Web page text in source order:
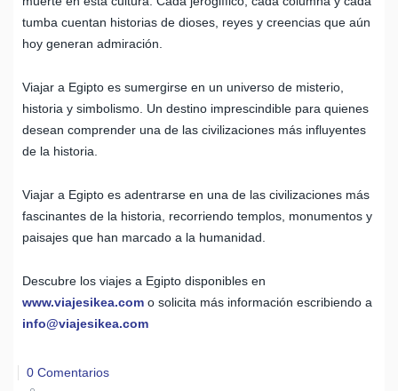
tumba cuentan historias de dioses, reyes y creencias que aún
hoy generan admiración.
Viajar a Egipto es sumergirse en un universo de misterio,
historia y simbolismo. Un destino imprescindible para quienes
desean comprender una de las civilizaciones más influyentes
de la historia.
Viajar a Egipto es adentrarse en una de las civilizaciones más
fascinantes de la historia, recorriendo templos, monumentos y
paisajes que han marcado a la humanidad.
Descubre los viajes a Egipto disponibles en
www.viajesikea.com o solicita más información escribiendo a
info@viajesikea.com
0 Comentarios